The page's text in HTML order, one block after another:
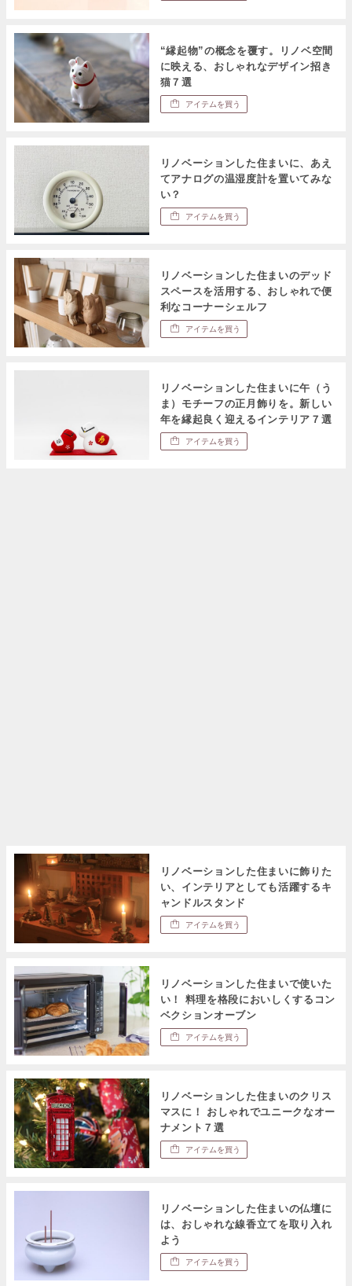
“縁起物”の概念を覆す。リノベ空間
に映える、おしゃれなデザイン招き
猫７選
アイテムを買う
リノベーションした住まいに、あえ
てアナログの温湿度計を置いてみな
い？
アイテムを買う
リノベーションした住まいのデッド
スペースを活用する、おしゃれで便
利なコーナーシェルフ
アイテムを買う
リノベーションした住まいに午（う
ま）モチーフの正月飾りを。新しい
年を縁起良く迎えるインテリア７選
アイテムを買う
リノベーションした住まいに飾りた
い、インテリアとしても活躍するキ
ャンドルスタンド
アイテムを買う
リノベーションした住まいで使いた
い！ 料理を格段においしくするコン
ベクションオーブン
アイテムを買う
リノベーションした住まいのクリス
マスに！ おしゃれでユニークなオー
ナメント７選
アイテムを買う
リノベーションした住まいの仏壇に
は、おしゃれな線香立てを取り入れ
よう
アイテムを買う